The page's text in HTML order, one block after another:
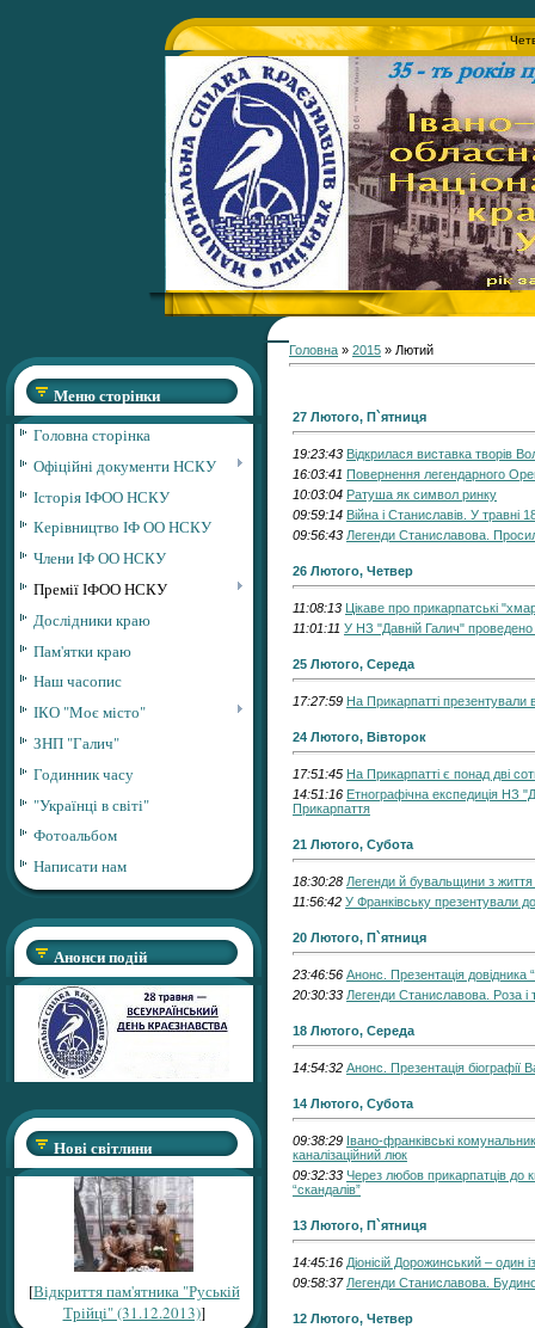
Меню сторінки
Головна сторінка
Офіційні документи НСКУ
Історія ІФОО НСКУ
Керівництво ІФ ОО НСКУ
Члени ІФ ОО НСКУ
Премії ІФОО НСКУ
Дослідники краю
Пам'ятки краю
Наш часопис
ІКО "Моє місто"
ЗНП "Галич"
Годинник часу
"Українці в світі"
Фотоальбом
Написати нам
Анонси подій
Нові світлини
[Відкриття пам'ятника "Руській
Трійці" (31.12.2013)]
Головна » 2015 » Лютий
27 Лютого, П`ятниця
19:23:43 Відкрилася виставка творів
16:03:41 Повернення легендарного
10:03:04 Ратуша як символ ринку
09:59:14 Війна і Станиславів. У травні
09:56:43 Легенди Станиславова.
26 Лютого, Четвер
11:08:13
Цікаве про прикарпатські
11:01:11 У НЗ "Давній Галич"
25 Лютого, Середа
17:27:59 На Прикарпатті
24 Лютого, Вівторок
17:51:45 На Прикарпатті є понад дві
14:51:16 Етнографічна експедиція НЗ
Прикарпаття
21 Лютого, Субота
18:30:28 Легенди й бувальщини з життя
11:56:42 У Франківську презентували
20 Лютого, П`ятниця
23:46:56 Анонс. Презентація довідника
20:30:33 Легенди Станиславова. Роза і
18 Лютого, Середа
14:54:32 Анонс. Презентація біографії
14 Лютого, Субота
09:38:29 Івано-франківські
каналізаційний люк
09:32:33 Через любов прикарпатців до
“скандалів”
13 Лютого, П`ятниця
14:45:16 Діонісій Дорожинський – один
09:58:37 Легенди Станиславова.
12 Лютого, Четвер